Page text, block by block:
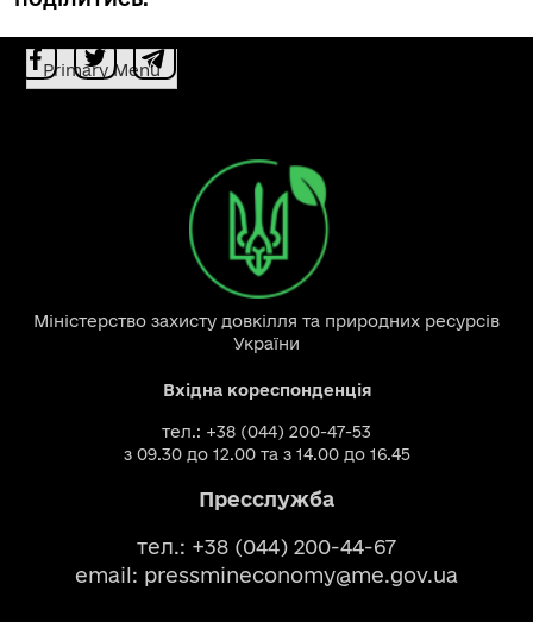
Primary Menu
Міністерство захисту довкілля та природних ресурсів
України
Вхідна кореспонденція
тел.: +38 (044) 200-47-53
з 09.30 до 12.00 та з 14.00 до 16.45
Пресслужба
тел.: +38 (044) 200-44-67
email: pressmineconomy@me.gov.ua